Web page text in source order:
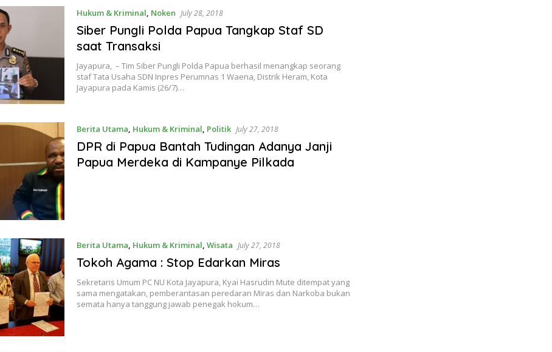
Hukum & Kriminal, Noken July 28, 2018
Siber Pungli Polda Papua Tangkap Staf SD
saat Transaksi
Jayapura, – Tim Siber Pungli Polda Papua berhasil menangkap seorang
staf Tata Usaha SDN Inpres Perumnas 1 Waena, Distrik Heram, Kota
Jayapura pada Kamis (26/7)…
Berita Utama, Hukum & Kriminal, Politik July 27, 2018
DPR di Papua Bantah Tudingan Adanya Janji
Papua Merdeka di Kampanye Pilkada
Berita Utama, Hukum & Kriminal,Wisata July 27, 2018
Tokoh Agama : Stop Edarkan Miras
Sekretaris Umum PC NU Kota Jayapura, Kyai Hasrudin Mute ditempat yang
sama mengatakan, pemberantasan peredaran Miras dan Narkoba bukan
semata hanya tanggung jawab penegak hokum…